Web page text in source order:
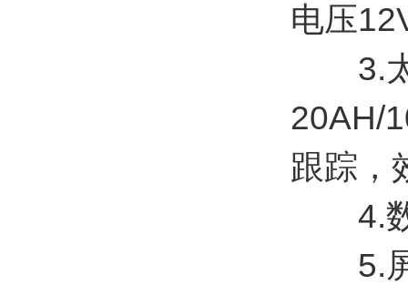
电压
3.太
20AH/
跟踪，
4.数
5.屏